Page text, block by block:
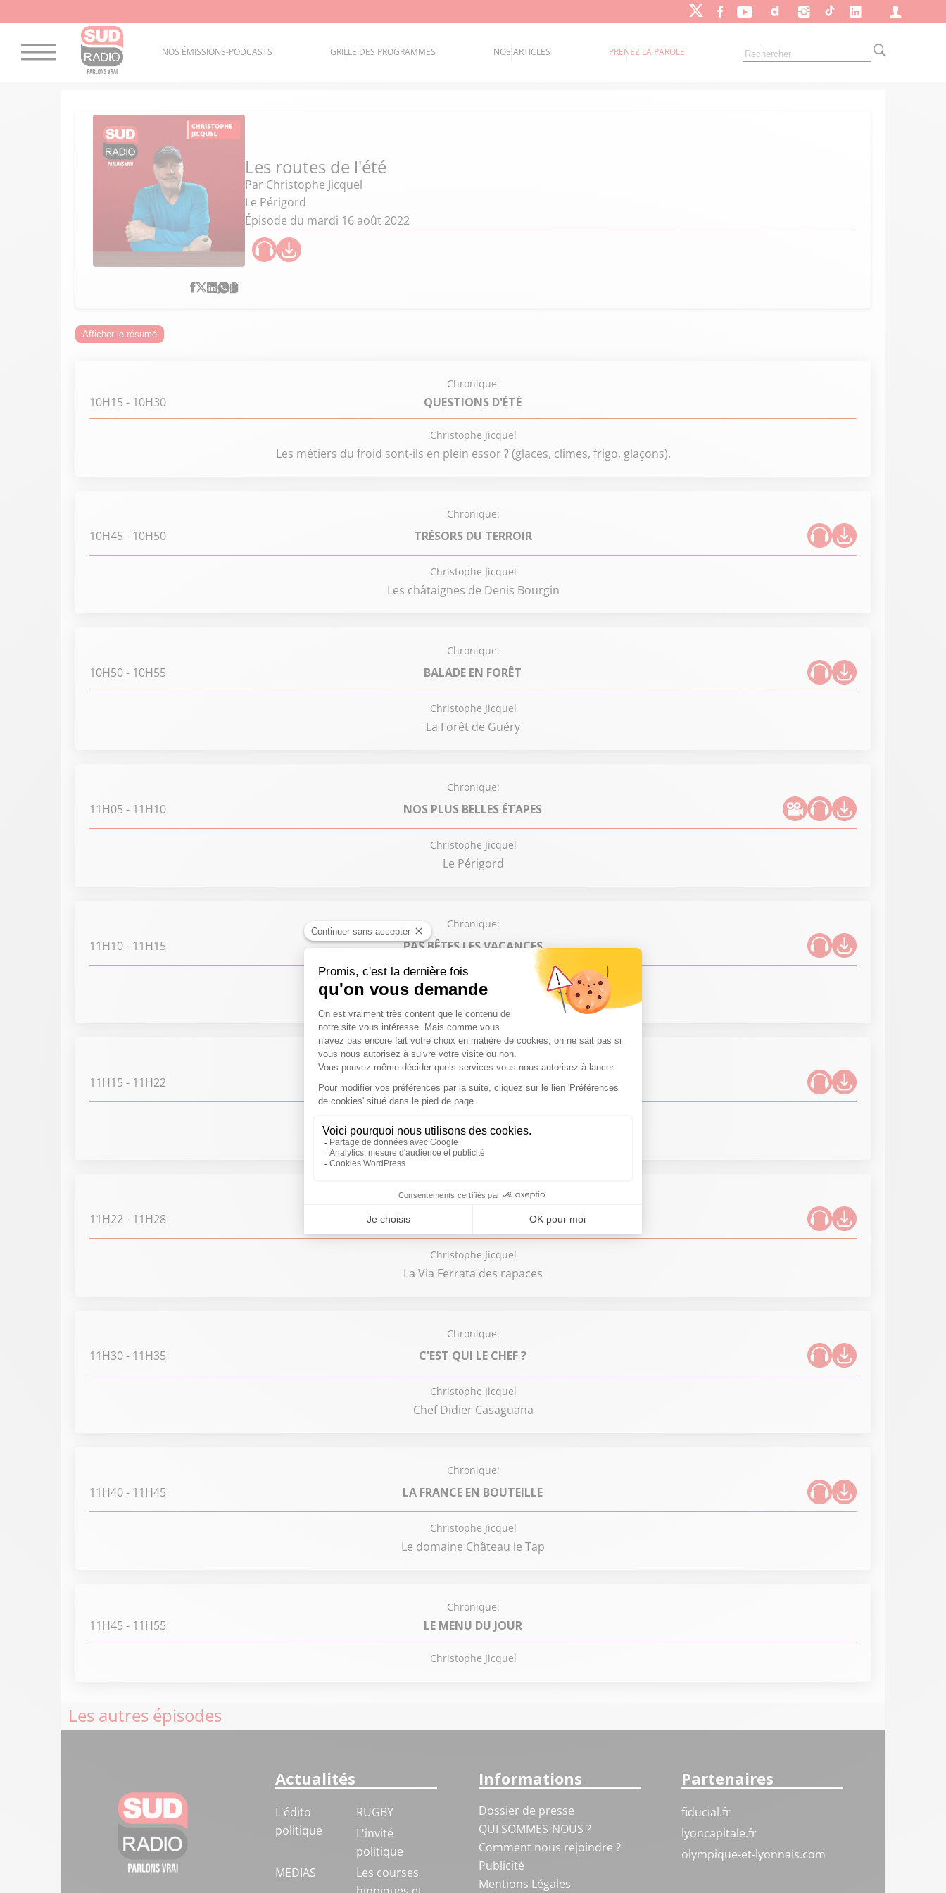
NOS ÉMISSIONS-PODCASTS GRILLE DES PROGRAMMES NOS ARTICLES PRENEZ LA PAROLE
Les routes de l'été
Par Christophe Jicquel
Le Périgord
Épisode du mardi 16 août 2022
Afficher le résumé
Chronique:
10H15 - 10H30 QUESTIONS D'ÉTÉ
Christophe Jicquel
Les métiers du froid sont-ils en plein essor ? (glaces, climes, frigo, glaçons).
Chronique:
10H45 - 10H50 TRÉSORS DU TERROIR
Christophe Jicquel
Les châtaignes de Denis Bourgin
Chronique:
10H50- 10H55 BALADE EN FORÊT
Christophe Jicquel
La Forêt de Guéry
Chronique:
11H05 - 11H10 NOS PLUS BELLES ÉTAPES
Christophe Jicquel
Le Périgord
Chronique:
11H10- 11H15 PAS BÊTES LES VACANCES
Christophe Jicquel
Le Festival du Périgord Noir
Chronique:
11H15 - 11H22 DE BELLES MÉDAILLES
Le foie gras d’oie
Chronique:
11H22- 11H28
Christophe Jicquel
La Via Ferrata des rapaces
Chronique:
11H30- 11H35 C'EST QUI LE CHEF ?
Christophe Jicquel
Chef Didier Casaguana
Chronique:
11H40- 11H45 LA FRANCE EN BOUTEILLE
Christophe Jicquel
Le domaine Château le Tap
Chronique:
11H45 - 11H55 LE MENU DU JOUR
Christophe Jicquel
Les autres épisodes
Actualités
L'édito
politique
RUGBY
L'invité
politique
MEDIAS
Les courses
Informations
Dossier de presse
QUI SOMMES-NOUS ?
Comment nous rejoindre ?
Publicité
Mentions Légales
Partenaires
fiducial.fr
lyoncapitale.fr
olympique-et-lyonnais.com